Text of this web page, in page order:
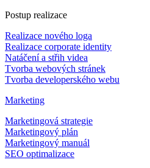
Postup realizace
Realizace nového loga
Realizace corporate identity
Natáčení a střih videa
Tvorba webových stránek
Tvorba developerského webu
Marketing
Marketingová strategie
Marketingový plán
Marketingový manuál
SEO optimalizace